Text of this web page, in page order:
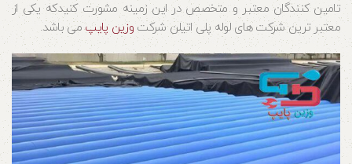
تامین کنندگان معتبر و متخصص در این زمینه مشورت کنیدکه یکی از
معتبر ترین شرکت های لوله پلی اتیلن شرکتوزین پایپمی باشد.